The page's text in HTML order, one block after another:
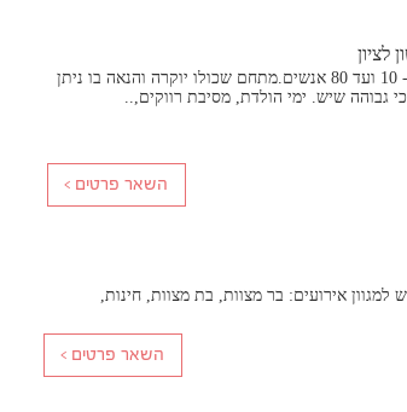
לציון
הפתרון המושלם לאירועים קטנים מ- 10 ועד 80 אנשים.מתחם שכולו יוקרה והנאה בו ניתן
גבוהה שיש. ימי הולדת, מסיבת רווקים,..
– אולם אירועים אינטימי בראשון לציון. הבר יכול לאכלס עד 100 איש למגוון אירועים: בר מצוות, בת מצוות, חינות,